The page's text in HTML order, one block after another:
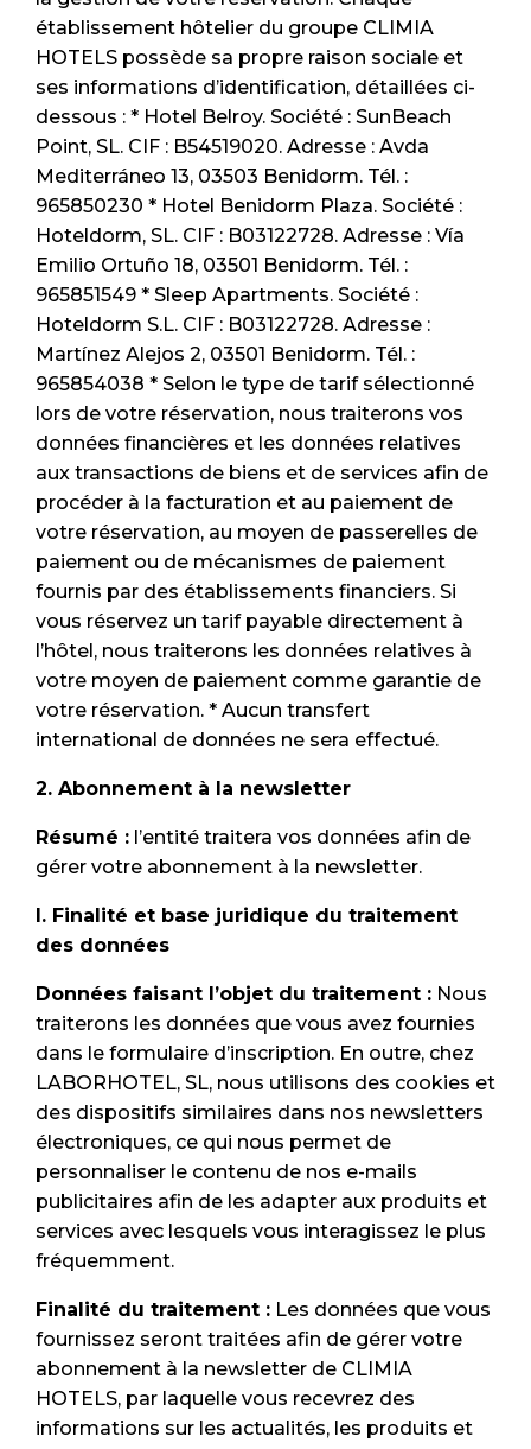
établissement hôtelier du groupe CLIMIA
HOTELS possède sa propre raison sociale et
ses informations d’identification, détaillées ci-
dessous : * Hotel Belroy. Société : SunBeach
Point, SL. CIF : B54519020. Adresse : Avda
Mediterráneo 13, 03503 Benidorm. Tél. :
965850230 * Hotel Benidorm Plaza. Société :
Hoteldorm, SL. CIF : B03122728. Adresse : Vía
Emilio Ortuño 18, 03501 Benidorm. Tél. :
965851549 * Sleep Apartments. Société :
Hoteldorm S.L. CIF : B03122728. Adresse :
Martínez Alejos 2, 03501 Benidorm. Tél. :
965854038 * Selon le type de tarif sélectionné
lors de votre réservation, nous traiterons vos
données financières et les données relatives
aux transactions de biens et de services afin de
procéder à la facturation et au paiement de
votre réservation, au moyen de passerelles de
paiement ou de mécanismes de paiement
fournis par des établissements financiers. Si
vous réservez un tarif payable directement à
l’hôtel, nous traiterons les données relatives à
votre moyen de paiement comme garantie de
votre réservation. * Aucun transfert
international de données ne sera effectué.
2. Abonnement à la newsletter
Résumé : l’entité traitera vos données afin de
gérer votre abonnement à la newsletter.
I. Finalité et base juridique du traitement
des données
Données faisant l’objet du traitement : Nous
traiterons les données que vous avez fournies
dans le formulaire d’inscription. En outre, chez
LABORHOTEL, SL, nous utilisons des cookies et
des dispositifs similaires dans nos newsletters
électroniques, ce qui nous permet de
personnaliser le contenu de nos e-mails
publicitaires afin de les adapter aux produits et
services avec lesquels vous interagissez le plus
fréquemment.
Finalité du traitement : Les données que vous
fournissez seront traitées afin de gérer votre
abonnement à la newsletter de CLIMIA
HOTELS, par laquelle vous recevrez des
informations sur les actualités, les produits et